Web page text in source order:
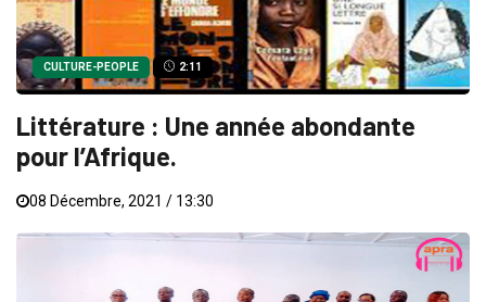
CULTURE-PEOPLE 2:11
Littérature : Une année abondante
pour l’Afrique.
08 Décembre, 2021 / 13:30